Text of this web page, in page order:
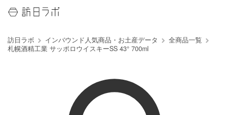
訪日ラボ インバウンド人気商品・お土産データ
全商品一覧
札幌酒精工業 サッポロウイスキーSS 43° 700ml